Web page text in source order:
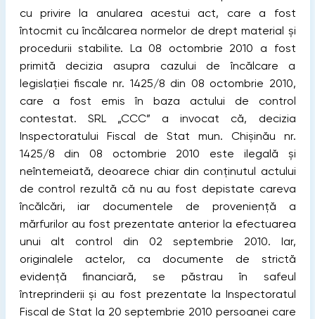
cu privire la anularea acestui act, care a fost
întocmit cu încălcarea normelor de drept material și
procedurii stabilite. La 08 octombrie 2010 a fost
primită decizia asupra cazului de încălcare a
legislaţiei ﬁscale nr. 1425/8 din 08 octombrie 2010,
care a fost emis în baza actului de control
contestat. SRL „CCC” a invocat că, decizia
Inspectoratului Fiscal de Stat mun. Chișinău nr.
1425/8 din 08 octombrie 2010 este ilegală și
neîntemeiată, deoarece chiar din conţinutul actului
de control rezultă că nu au fost depistate careva
încălcări, iar documentele de provenienţă a
mărfurilor au fost prezentate anterior la efectuarea
unui alt control din 02 septembrie 2010. Iar,
originalele actelor, ca documente de strictă
evidenţă ﬁnanciară, se păstrau în safeul
întreprinderii și au fost prezentate la Inspectoratul
Fiscal de Stat la 20 septembrie 2010 persoanei care